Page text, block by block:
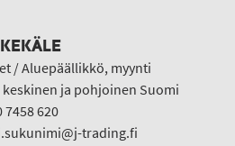
/ Aluepäällikkö, myynti
ja pohjoinen Suomi
7458 620
trading.fi